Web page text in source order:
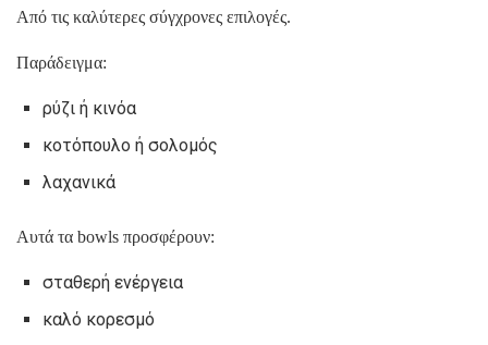
Από τις καλύτερες σύγχρονες επιλογές.
Παράδειγμα:
ρύζι ή κινόα
κοτόπουλο ή σολομός
λαχανικά
Αυτά τα bowls προσφέρουν:
σταθερή ενέργεια
καλό κορεσμό